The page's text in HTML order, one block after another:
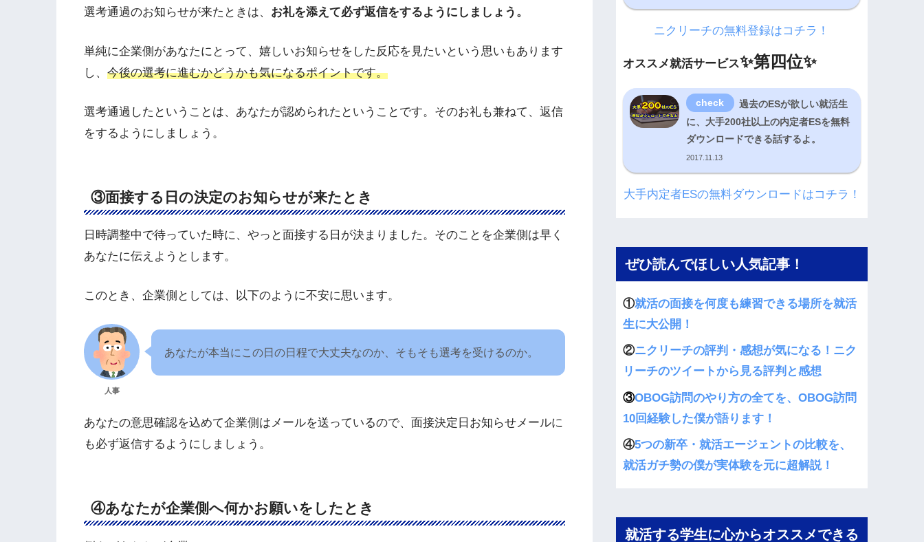
選考通過のお知らせが来たときは、 お礼を添えて必ず返信をするようにしましょう。
単純に企業側があなたにとって、嬉しいお知らせをした反応を見たいという思いもあります
し、 今後の選考に進むかどうかも気になるポイントです。
選考通過したということは、あなたが認められたということです。そのお礼も兼ねて、返信
をするようにしましょう。
③面接する日の決定のお知らせが来たとき
日時調整中で待っていた時に、やっと面接する日が決まりました。そのことを企業側は早く
あなたに伝えようとします。
このとき、企業側としては、以下のように不安に思います。
人事
あなたが本当にこの日の日程で大丈夫なのか、そもそも選考を受けるのか。
あなたの意思確認を込めて企業側はメールを送っているので、面接決定日お知らせメールに
も必ず返信するようにしましょう。
④あなたが企業側へ何かお願いをしたとき
ニクリーチの無料登録はコチラ！
オススメ就活サービス✨第四位✨
過去のESが欲しい就活生
に、大手200社以上の内定者ESを無料
ダウンロードできる話するよ。
2017.11.13
大手内定者ESの無料ダウンロードはコチラ！
ぜひ読んでほしい人気記事！
①就活の面接を何度も練習できる場所を就活
生に大公開！
②ニクリーチの評判・感想が気になる！ニク
リーチのツイートから見る評判と感想
③OBOG訪問のやり方の全てを、OBOG訪問
10回経験した僕が語ります！
④5つの新卒・就活エージェントの比較を、
就活ガチ勢の僕が実体験を元に超解説！
就活する学生に心からオススメできる